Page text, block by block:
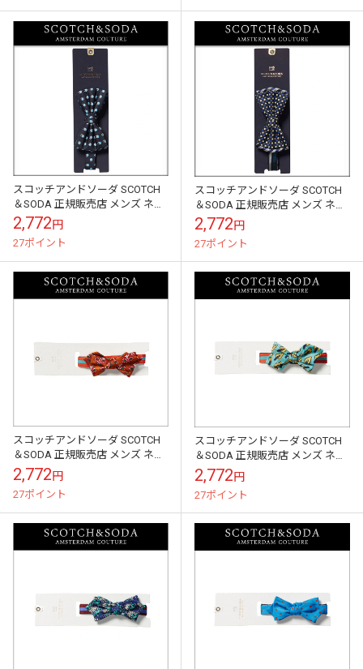
スコッチアンドソーダ SCOTCH
＆SODA 正規販売店 メンズ ネク
タイ Bowtie in retro pattern 101...
2,772円
27ポイント
スコッチアンドソーダ SCOTCH
＆SODA 正規販売店 メンズ ネク
タイ Bowtie in retro pattern 101...
2,772円
27ポイント
スコッチアンドソーダ SCOTCH
＆SODA 正規販売店 メンズ ネク
タイ Printed bow-tie 130981 01
A...
2,772円
27ポイント
スコッチアンドソーダ SCOTCH
＆SODA 正規販売店 メンズ ネク
タイ Printed bow-tie 130981 02
A...
2,772円
27ポイント